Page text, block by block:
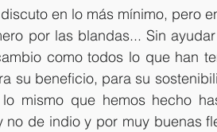
en lo más mínimo, pero
por las blandas... Sin
como todos lo que han
su beneficio, para su
mismo que hemos hecho
de indio y por muy buenas